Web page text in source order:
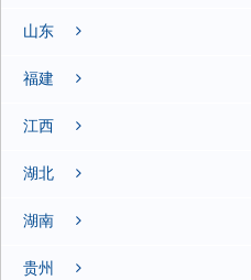
山东
福建
江西
湖北
湖南
贵州